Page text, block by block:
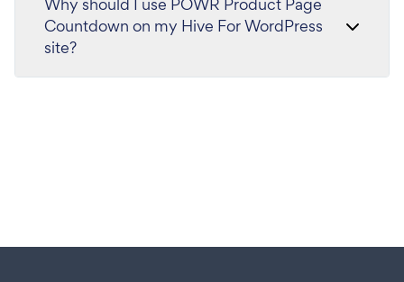
Why should I use POWR Product Page
Countdown on my Hive For WordPress
site?